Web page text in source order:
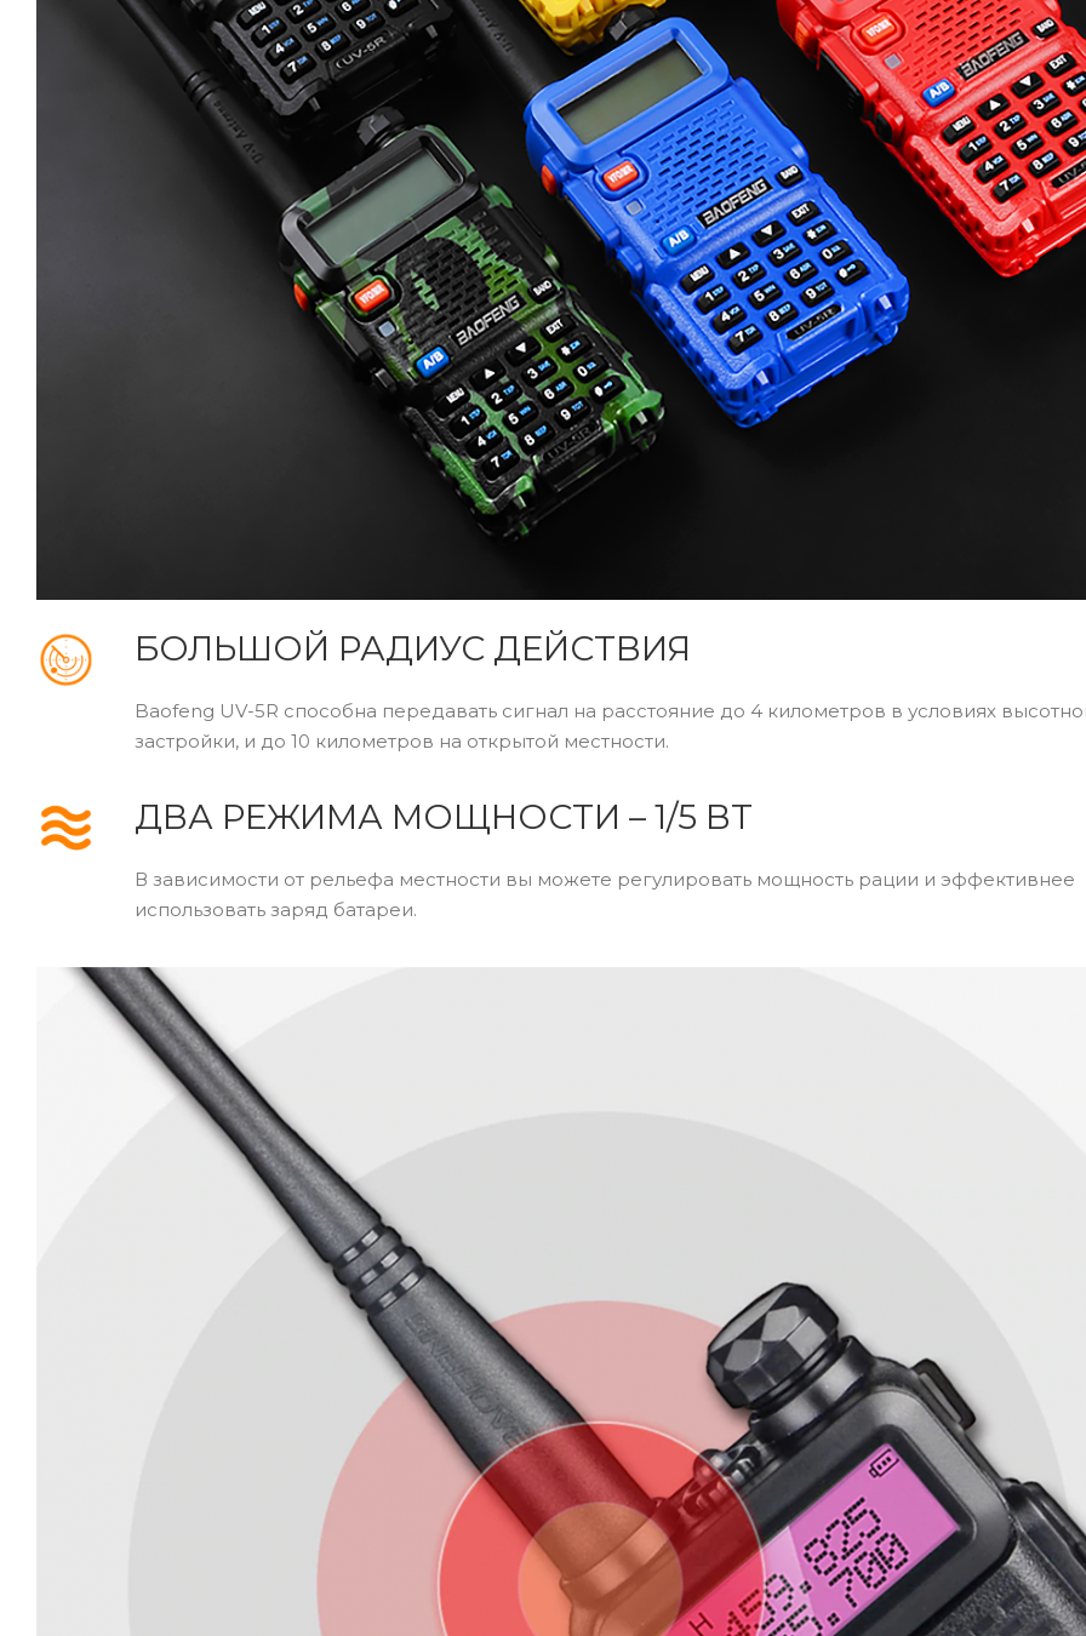
БОЛЬШОЙ РАДИУС ДЕЙСТВИЯ
Baofeng UV-5R способна передавать сигнал на расстояние до 4 километров в условиях
застройки, и до 10 километров на открытой местности.
ДВА РЕЖИМА МОЩНОСТИ – 1/5 ВТ
В зависимости от рельефа местности вы можете регулировать мощность рации и эффективнее
использовать заряд батареи.